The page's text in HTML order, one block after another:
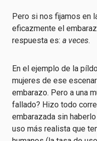
Pero si nos fijamos en
eficazmente el
respuesta es: a veces.
En el ejemplo de la
mujeres de ese
embarazo. Pero a una
fallado? Hizo todo
embarazada sin
uso más realista que